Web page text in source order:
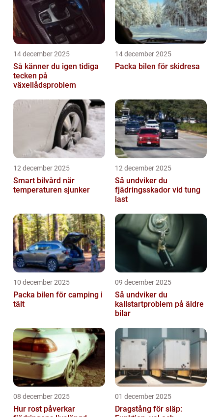
14 december 2025
Så känner du igen tidiga
tecken på
växellådsproblem
14 december 2025
Packa bilen för skidresa
12 december 2025
Smart bilvård när
temperaturen sjunker
12 december 2025
Så undviker du
fjädringsskador vid tung
last
10 december 2025
Packa bilen för camping i
tält
09 december 2025
Så undviker du
kallstartproblem på äldre
bilar
08 december 2025
Hur rost påverkar
01 december 2025
Dragstång för släp: